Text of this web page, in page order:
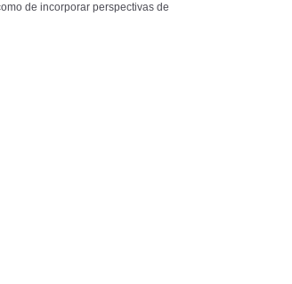
de incorporar perspectivas de